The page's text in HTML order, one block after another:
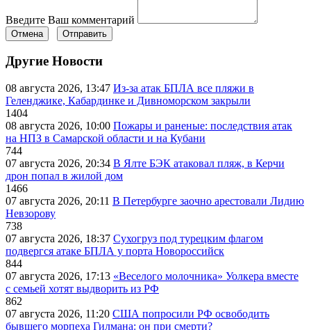
Введите Ваш комментарий
Отмена Отправить
Другие Новости
08 августа 2026, 13:47 Из-за атак БПЛА все пляжи в
Геленджике, Кабардинке и Дивноморском закрыли
1404
08 августа 2026, 10:00 Пожары и раненые: последствия атак
на НПЗ в Самарской области и на Кубани
744
07 августа 2026, 20:34 В Ялте БЭК атаковал пляж, в Керчи
дрон попал в жилой дом
1466
07 августа 2026, 20:11 В Петербурге заочно арестовали Лидию
Невзорову
738
07 августа 2026, 18:37 Сухогруз под турецким флагом
подвергся атаке БПЛА у порта Новороссийск
844
07 августа 2026, 17:13 «Веселого молочника» Уолкера вместе
с семьей хотят выдворить из РФ
862
07 августа 2026, 11:20 США попросили РФ освободить
бывшего морпеха Гилмана: он при смерти?